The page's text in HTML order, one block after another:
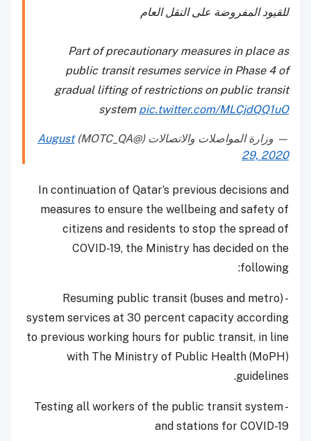
للقيود المفروضة على النقل العام
Part of precautionary measures in place as
public transit resumes service in Phase 4 of
gradual lifting of restrictions on public transit
system pic.twitter.com/MLCjdQQ1uO
— وزارة المواصلات والاتصالات (@MOTC_QA)
August
29, 2020
In continuation of Qatar’s previous decisions and
measures to ensure the wellbeing and safety of
citizens and residents to stop the spread of
COVID-19, the Ministry has decided on the
following:
- Resuming public transit (buses and metro)
system services at 30 percent capacity according
to previous working hours for public transit, in line
with The Ministry of Public Health (MoPH)
guidelines.
- Testing all workers of the public transit system
and stations for COVID-19